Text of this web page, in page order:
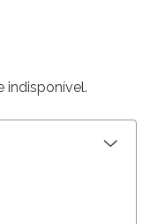
indisponível.